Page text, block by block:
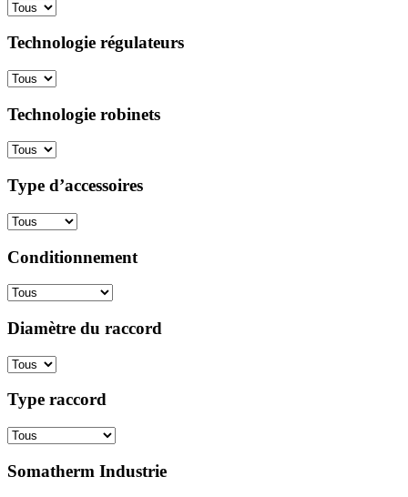
Technologie régulateurs
Technologie robinets
Type d’accessoires
Conditionnement
Diamètre du raccord
Type raccord
Somatherm Industrie